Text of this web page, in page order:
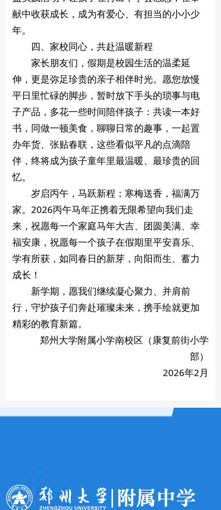
献中收获成长，成为有爱心、有担当的小小少
年。
四、家校同心，共赴温暖新程
家长朋友们，假期是校园生活的温柔延
伸，更是弥足珍贵的亲子相伴时光。愿您放慢
平日里忙碌的脚步，暂时放下手头的琐事与电
子产品，多花一些时间陪伴孩子：共读一本好
书，同做一顿美食，聊聊日常的趣事，一起置
办年货、张贴春联，这些看似平凡的点滴陪
伴，终将成为孩子童年里最温暖、最珍贵的回
忆。
岁启丙午，马跃新程；寒梅送香，福满万
家。2026丙午马年正携着无限希望向我们走
来，祝愿每一个家庭马年大吉、团圆美满、幸
福安康，祝愿每一个孩子在假期里平安喜乐、
学有所获，如同春日的新芽，向阳而生、蓄力
成长！
新学期，愿我们继续凝心聚力、并肩前
行，守护孩子们奔赴璀璨未来，携手绘就更加
精彩的教育新篇。
郑州大学附属小学南校区（康复前街小学
部）
2026年2月